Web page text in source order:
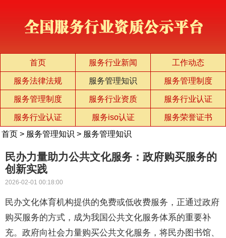
首页 服务行业新闻 工作动态
服务法律法规 服务管理知识 服务管理制度
服务管理制度 服务行业资质 服务行业认证
服务行业认证 服务iso认证
服务荣誉证书
首页 > 服务管理知识 > 服务管理知识
民办力量助力公共文化服务：政府购买服务的
创新实践
2026-02-01 00:18:00
民办文化体育机构提供的免费或低收费服务，正通过政府
购买服务的方式，成为我国公共文化服务体系的重要补
充。政府向社会力量购买公共文化服务，将民办图书馆、